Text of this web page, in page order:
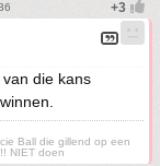
die kans
Ball die gillend op een
NIET doen